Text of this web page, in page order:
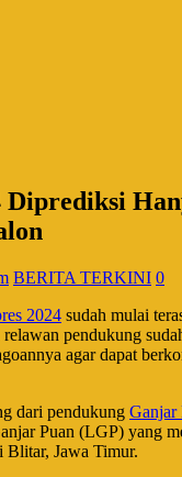
Diprediksi
BERITA TERKINI 0
2024 sudah mulai
pendukung
agar dapat
dari pendukung Ganjar
Puan (LGP) yang
Blitar, Jawa Timur.